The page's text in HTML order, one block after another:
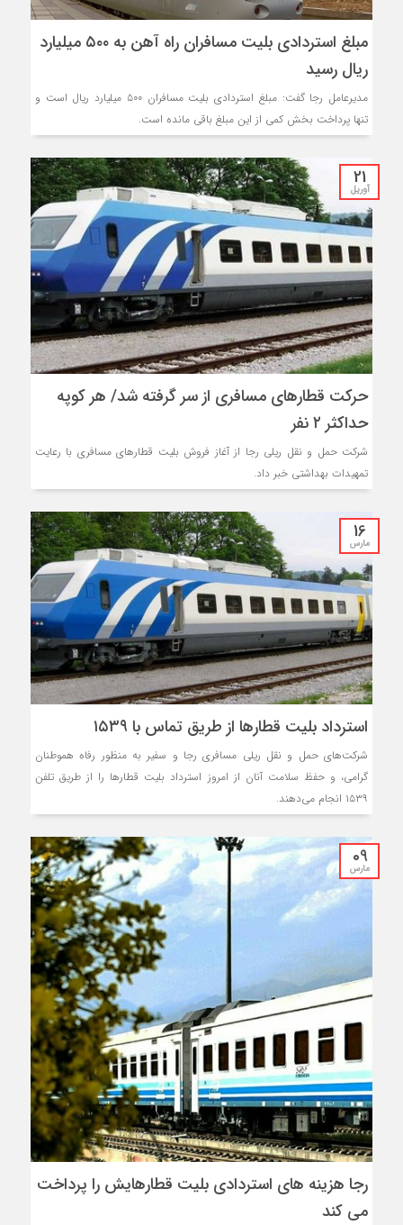
مبلغ استردادی بلیت مسافران راه آهن به ۵۰۰ میلیارد
ریال رسید
مدیرعامل رجا گفت: مبلغ استردادی بلیت مسافران ۵۰۰ میلیارد ریال است و
تنها پرداخت بخش کمی از این مبلغ باقی مانده است.
21
آوریل
حرکت قطارهای مسافری از سر گرفته شد/ هر کوپه
حداکثر ۲ نفر
شرکت حمل و نقل ریلی رجا از آغاز فروش بلیت قطارهای مسافری با رعایت
تمهیدات بهداشتی خبر داد.
16
مارس
استرداد بلیت قطار‌ها از طریق تماس با ۱۵۳۹
شرکت‌های حمل و نقل ریلی مسافری رجا و سفیر به منظور رفاه هموطنان
گرامی، و حفظ سلامت آنان از امروز استرداد بلیت قطار‌ها را از طریق تلفن
۱۵۳۹ انجام می‌دهند.
09
مارس
رجا هزینه های استردادی بلیت قطارهایش را پرداخت
می کند